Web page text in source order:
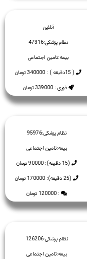
آنلاین
نظام پزشکی:47316
بیمه:تامین اجتماعی
( 15دقیقه ) : 340000 تومان
فوری : 339000 تومان
نظام پزشکی:95976
بیمه:تامین اجتماعی
(15 دقیقه): 90000 تومان
(25 دقیقه): 170000 تومان
: 120000 تومان
نظام پزشکی:126206
بیمه:تامین اجتماعی